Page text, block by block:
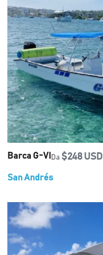
Barca G-VI Da $248 USD
San Andrés